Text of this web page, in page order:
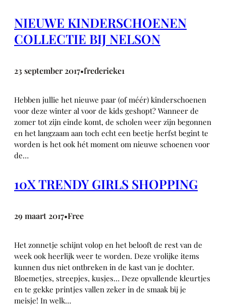
NIEUWE KINDERSCHOENEN
COLLECTIE BIJ NELSON
23 september 2017•frederieke1
Hebben jullie het nieuwe paar (of méér) kinderschoenen
voor deze winter al voor de kids geshopt? Wanneer de
zomer tot zijn einde komt, de scholen weer zijn begonnen
en het langzaam aan toch echt een beetje herfst begint te
worden is het ook hét moment om nieuwe schoenen voor
de…
10X TRENDY GIRLS SHOPPING
29 maart 2017•Free
Het zonnetje schijnt volop en het belooft de rest van de
week ook heerlijk weer te worden. Deze vrolijke items
kunnen dus niet ontbreken in de kast van je dochter.
Bloemetjes, streepjes, kusjes… Deze opvallende kleurtjes
en te gekke printjes vallen zeker in de smaak bij je
meisje! In welk…